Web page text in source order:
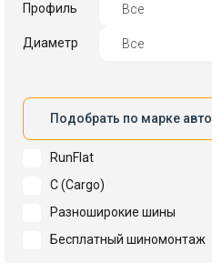
Профиль
Диаметр
Подобрать по марке авто
RunFlat
C (Cargo)
Разноширокие шины
Бесплатный шиномонтаж